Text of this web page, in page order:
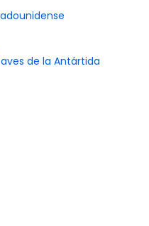
de la Antártida